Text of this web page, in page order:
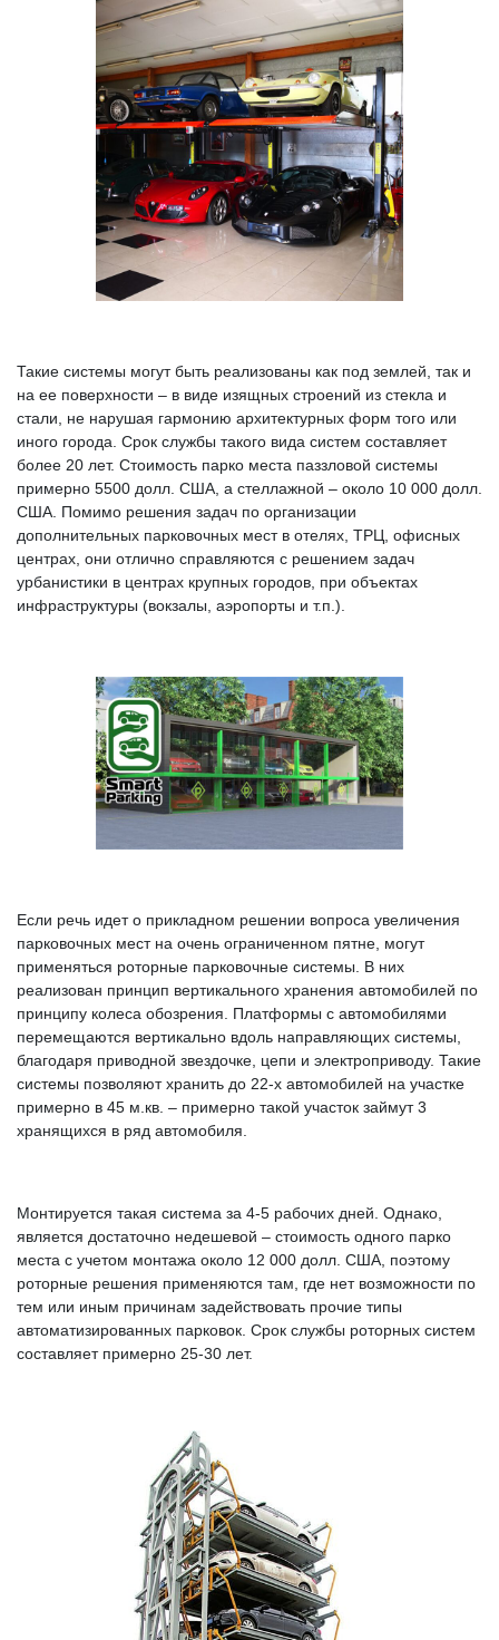
Такие системы могут быть реализованы как под землей, так и
на ее поверхности – в виде изящных строений из стекла и
стали, не нарушая гармонию архитектурных форм того или
иного города. Срок службы такого вида систем составляет
более 20 лет. Стоимость парко места паззловой системы
примерно 5500 долл. США, а стеллажной – около 10 000 долл.
США. Помимо решения задач по организации
дополнительных парковочных мест в отелях, ТРЦ, офисных
центрах, они отлично справляются с решением задач
урбанистики в центрах крупных городов, при объектах
инфраструктуры (вокзалы, аэропорты и т.п.).
Если речь идет о прикладном решении вопроса увеличения
парковочных мест на очень ограниченном пятне, могут
применяться роторные парковочные системы. В них
реализован принцип вертикального хранения автомобилей по
принципу колеса обозрения. Платформы с автомобилями
перемещаются вертикально вдоль направляющих системы,
благодаря приводной звездочке, цепи и электроприводу. Такие
системы позволяют хранить до 22-х автомобилей на участке
примерно в 45 м.кв. – примерно такой участок займут 3
хранящихся в ряд автомобиля.
Монтируется такая система за 4-5 рабочих дней. Однако,
является достаточно недешевой – стоимость одного парко
места с учетом монтажа около 12 000 долл. США, поэтому
роторные решения применяются там, где нет возможности по
тем или иным причинам задействовать прочие типы
автоматизированных парковок. Срок службы роторных систем
составляет примерно 25-30 лет.